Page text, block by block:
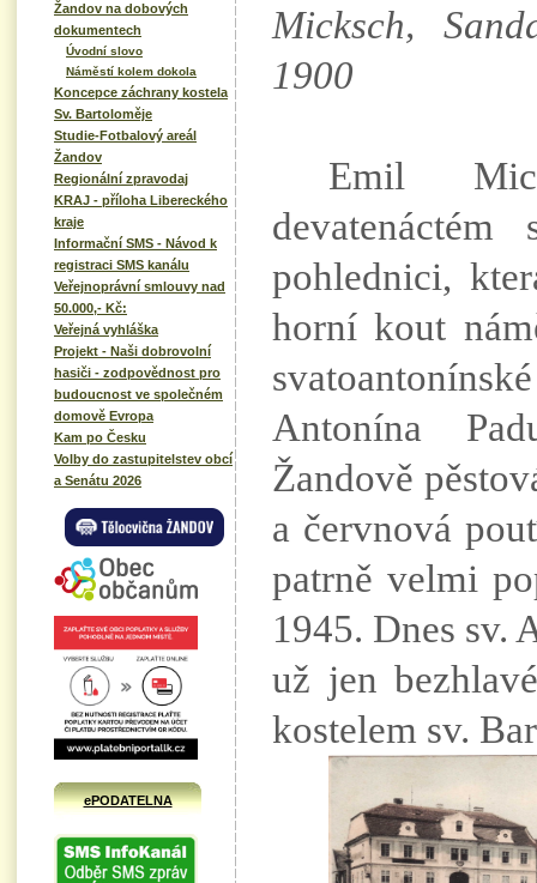
Žandov na dobových
dokumentech
Úvodní slovo
Náměstí kolem dokola
Koncepce záchrany kostela
Sv. Bartoloměje
Studie-Fotbalový areál
Žandov
Regionální zpravodaj
KRAJ - příloha Libereckého
kraje
Informační SMS - Návod k
registraci SMS kanálu
Veřejnoprávní smlouvy nad
50.000,- Kč:
Veřejná vyhláška
Projekt - Naši dobrovolní
hasiči - zodpovědnost pro
budoucnost ve společném
domově Evropa
Kam po Česku
Volby do zastupitelstev obcí
a Senátu 2026
ePODATELNA
Micksch,
1900
Emil
pohlednici,
horní kout
Antonína
Žandově
a červnová
patrně velmi
1945. Dnes sv.
už jen
kostelem sv.